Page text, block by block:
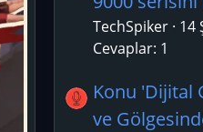
TechSpiker 14
Cevaplar: 1
Konu 'Dijital
ve